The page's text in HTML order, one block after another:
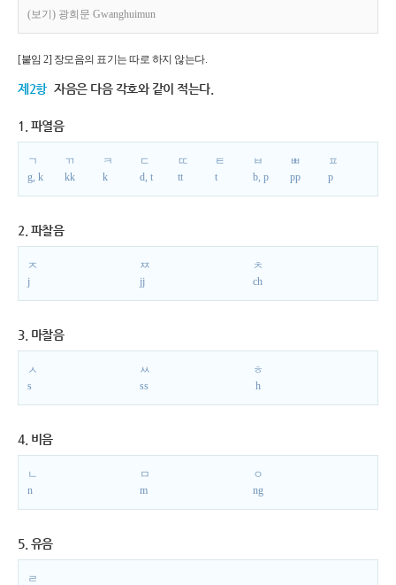
(보기) 광희문 Gwanghuimun
[붙임 2] 장모음의 표기는 따로 하지 않는다.
제2항 자음은 다음 각호와 같이 적는다.
1. 파열음
ㄱ
g, k
ㄲ
kk
ㅋ
k
ㄷ
d, t
ㄸ
tt
ㅌ
t
ㅂ
b, p
ㅃ
pp
ㅍ
p
2. 파찰음
ㅈ
j
ㅉ
jj
ㅊ
ch
3. 마찰음
ㅅ
s
ㅆ
ss
ㅎ
h
4. 비음
ㄴ
n
ㅁ
m
ㅇ
ng
5. 유음
ㄹ